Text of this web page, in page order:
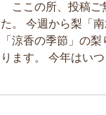
ここの所、投稿ご
た。 今週から梨「
「涼香の季節」の
ります。 今年はい